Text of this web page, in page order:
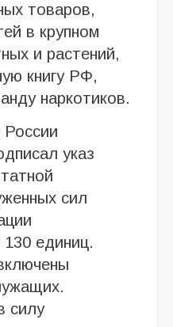
товаров,
в крупном
и растений,
книгу РФ,
наркотиков.
указ
сил
130 единиц.
силу